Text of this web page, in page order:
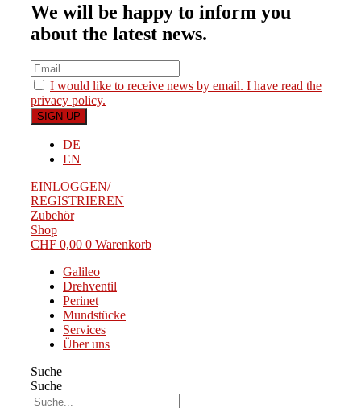
We will be happy to inform you
about the latest news.
I would like to receive news by email. I have read the
privacy policy.
DE
EN
EINLOGGEN/
REGISTRIEREN
Zubehör
Shop
CHF 0,00 0 Warenkorb
Galileo
Drehventil
Perinet
Mundstücke
Services
Über uns
Suche
Suche